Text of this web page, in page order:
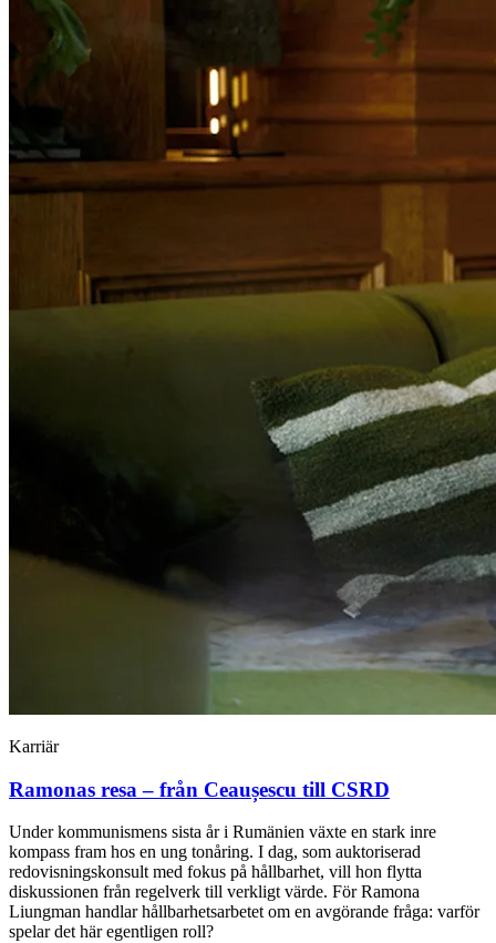
Karriär
Ramonas resa – från Ceaușescu till CSRD
Under kommunismens sista år i Rumänien växte en stark inre
kompass fram hos en ung tonåring. I dag, som auktoriserad
redovisningskonsult med fokus på hållbarhet, vill hon flytta
diskussionen från regelverk till verkligt värde. För Ramona
Liungman handlar hållbarhetsarbetet om en avgörande fråga: varför
spelar det här egentligen roll?